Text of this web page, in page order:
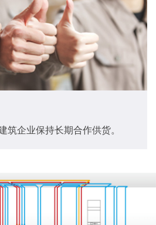
筑企业保持长期合作供货。